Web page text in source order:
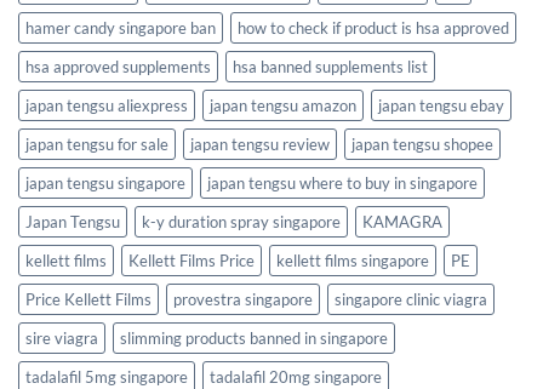
hamer candy singapore ban
how to check if product is hsa approved
hsa approved supplements
hsa banned supplements list
japan tengsu aliexpress
japan tengsu amazon
japan tengsu ebay
japan tengsu for sale
japan tengsu review
japan tengsu shopee
japan tengsu singapore
japan tengsu where to buy in singapore
Japan Tengsu
k-y duration spray singapore
KAMAGRA
kellett films
Kellett Films Price kellett films singapore
PE
Price Kellett Films
provestra singapore
singapore clinic viagra
sire viagra
slimming products banned in singapore
tadalafil 5mg singapore
tadalafil 20mg singapore